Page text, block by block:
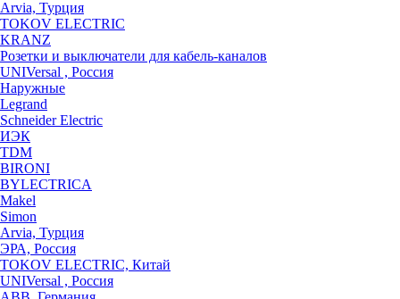
Arvia, Турция
TOKOV ELECTRIC
KRANZ
Розетки и выключатели для кабель-каналов
UNIVersal , Россия
Наружные
Legrand
Schneider Electric
ИЭК
TDM
BIRONI
BYLECTRICA
Makel
Simon
Arvia, Турция
ЭРА, Россия
TOKOV ELECTRIC, Китай
UNIVersal , Россия